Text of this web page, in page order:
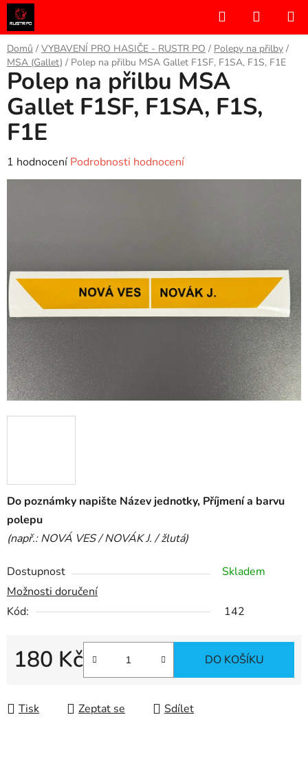
Přejít
na
obsah
Hledat
KOŠÍK
Domů / VYBAVENÍ PRO HASIČE - RUSTR PO / Polepy na přilby /
MSA (Gallet) / Polep na přilbu MSA Gallet F1SF, F1SA, F1S, F1E
Do poznámky napište Název jednotky, Příjmení a barvu
polepu
(např.: NOVÁ VES / NOVÁK J. / žlutá)
Dostupnost
Skladem
Možnosti doručení
Kód:
142
180 Kč DO KOŠÍKU
Tisk Zeptat se Sdílet
Polep na přilbu MSA
Gallet F1SF, F1SA, F1S,
F1E
Průměrné
hodnocení
5
hvězdiček.
1 hodnocení Podrobnosti hodnocení